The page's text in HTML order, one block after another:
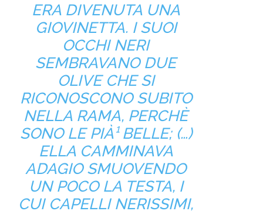
ERA DIVENUTA UNA
GIOVINETTA. I SUOI
OCCHI NERI
SEMBRAVANO DUE
OLIVE CHE SI
RICONOSCONO SUBITO
NELLA RAMA, PERCHÈ
SONO LE PIÀ¹ BELLE; (…)
ELLA CAMMINAVA
ADAGIO SMUOVENDO
UN POCO LA TESTA, I
CUI CAPELLI NERISSIMI,